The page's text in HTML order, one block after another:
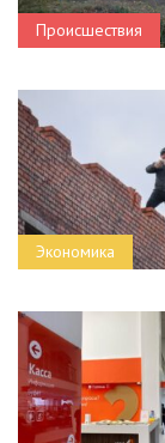
Происшествия
Экономика